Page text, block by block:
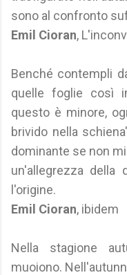
sono al confronto
Emil Cioran,
Benché contempli
quelle foglie così
questo è minore,
brivido nella
dominante se non
un'allegrezza della
l'origine.
Emil Cioran, ibidem
Nella stagione
muoiono.